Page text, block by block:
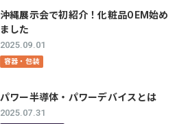
沖縄展示会で初紹介！化粧品OEM始め
ました
2025.09.01
容器・包装
パワー半導体・パワーデバイスとは
2025.07.31